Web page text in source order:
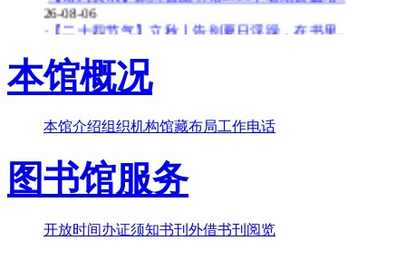
26-08-06
· 【二十四节气】立秋丨告别夏日浮躁，在书里..
【少儿多媒体图书馆】边画边学！超有趣的少..
26-07-20
·【暑期公益培训班】象州县图书馆2026年暑期..
26-07-20
·【好书推荐】大暑天容易犯困？这些“烧脑”..
·【共读八桂-乡音童韵】广西桂林图书馆“共读..
26-07-20
26-07-20
本馆概况
本馆介绍组织机构馆藏布局工作电话
图书馆服务
开放时间办证须知书刊外借书刊阅览